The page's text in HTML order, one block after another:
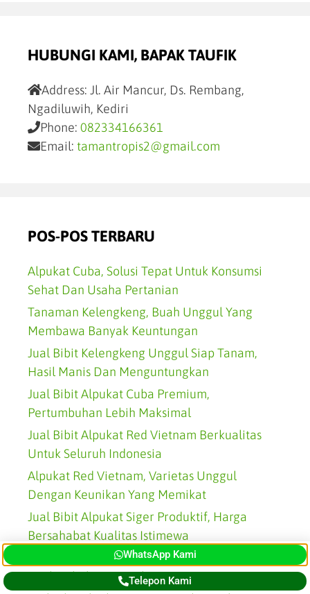
HUBUNGI KAMI, BAPAK TAUFIK
Address: Jl. Air Mancur, Ds. Rembang,
Ngadiluwih, Kediri
Phone: 082334166361
Email: tamantropis2@gmail.com
POS-POS TERBARU
Alpukat Cuba, Solusi Tepat Untuk Konsumsi
Sehat Dan Usaha Pertanian
Tanaman Kelengkeng, Buah Unggul Yang
Membawa Banyak Keuntungan
Jual Bibit Kelengkeng Unggul Siap Tanam,
Hasil Manis Dan Menguntungkan
Jual Bibit Alpukat Cuba Premium,
Pertumbuhan Lebih Maksimal
Jual Bibit Alpukat Red Vietnam Berkualitas
Untuk Seluruh Indonesia
Alpukat Red Vietnam, Varietas Unggul
Dengan Keunikan Yang Memikat
Jual Bibit Alpukat Siger Produktif, Harga
Bersahabat Kualitas Istimewa
Alpukat Siger: Varietas Lokal Favorit Dengan
Buah Tebal Dan Gurih
WhatsApp Kami
Telepon Kami